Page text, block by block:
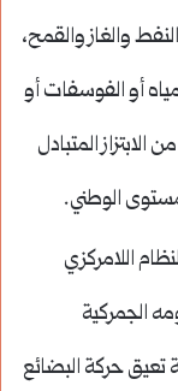
والغاز والقمح،
أو الفوسفات أو
المتبادل
الوطني.
اللامركزي
الجمركية
تعيق حركة البضائع